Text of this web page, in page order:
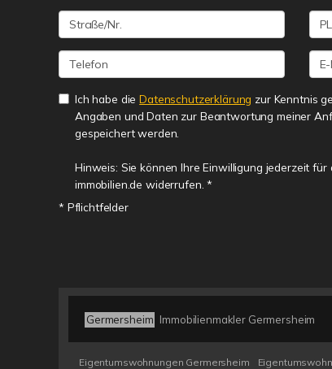
Ich habe dieDatenschutzerklärung zur Kenntnis
Angaben und Daten zur Beantwortung meiner
gespeichert werden.
Hinweis: Sie können Ihre Einwilligung jederzeit
immobilien.de widerrufen. *
* Pflichtfelder
Germersheim Immobilienmakler Germersheim
Eigentumswohnungen Germersheim